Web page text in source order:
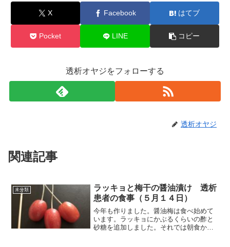
X Facebook はてブ
Pocket LINE コピー
透析オヤジをフォローする
透析オヤジ
関連記事
未分類
ラッキョと梅干の醤油漬け 透析
患者の食事（５月１４日）
今年も作りました。醤油梅は食べ始めて
います。ラッキョにかぶるくらいの酢と
砂糖を追加しました。それでは朝食から